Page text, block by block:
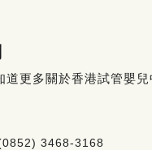
道更多關於香港試管嬰
3468-3168